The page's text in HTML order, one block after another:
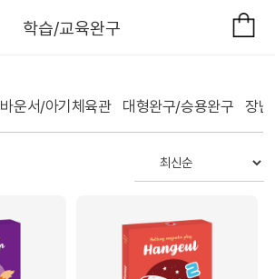
학습/교육완구
바운서/아기체육관 대형완구/승용완구 장